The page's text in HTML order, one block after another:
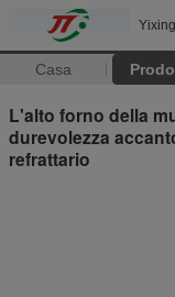
Casa
L'alto forno della
durevolezza
refrattario